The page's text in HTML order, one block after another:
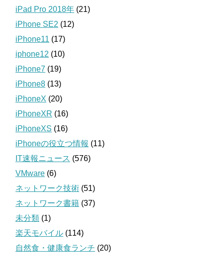
iPad Pro 2018年 (21)
iPhone SE2 (12)
iPhone11 (17)
iphone12 (10)
iPhone7 (19)
iPhone8 (13)
iPhoneX (20)
iPhoneXR (16)
iPhoneXS (16)
iPhoneの役立つ情報 (11)
IT速報ニュース (576)
VMware (6)
ネットワーク技術 (51)
ネットワーク書籍 (37)
未分類 (1)
楽天モバイル (114)
自然食・健康食ランチ (20)